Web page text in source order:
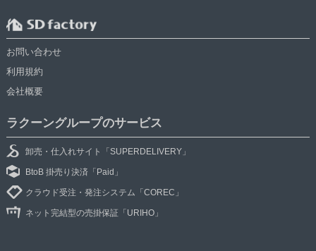
お問い合わせ
利用規約
会社概要
ラクーングループのサービス
卸売・仕入れサイト「SUPERDELIVERY」
BtoB 掛売り決済「Paid」
クラウド受注・発注システム「COREC」
ネット完結型の売掛保証「URIHO」